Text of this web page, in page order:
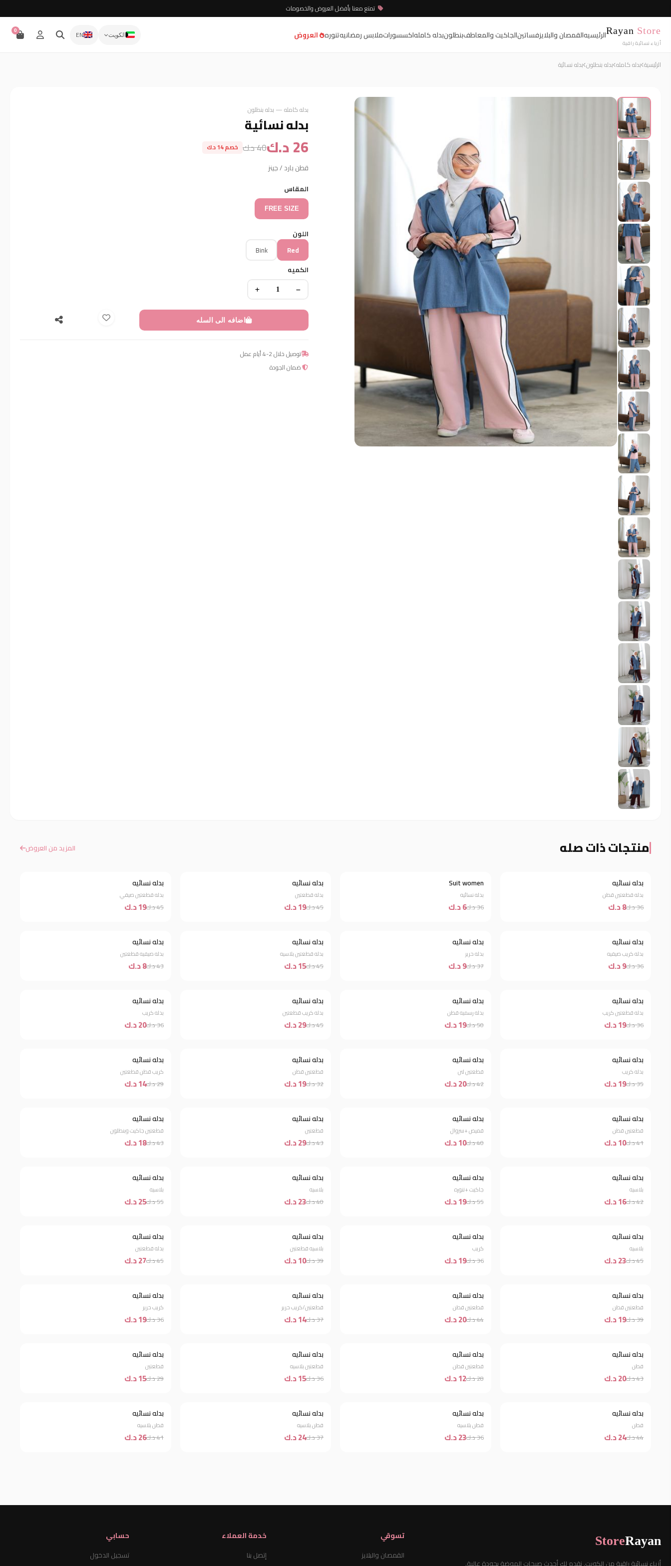
تمتع معنا بأفضل العروض والخصومات
Rayan Store
أزياء نسائية راقية
الرئيسيهالقمصان والبلايزفساتينالجاكيت والمعاطفبنطلونبدله كاملهاكسسوراتملابس رمضانيهتنوره العروض الكويت EN
0
الرئيسية بدله كامله بدله بنطلون بدله نسائية
بدله كامله — بدله بنطلون
بدله نسائية
26 د.ك 40 د.ك خصم 14 د.ك
قطن بارد / جينز
المقاس
FREE SIZE
اللون
Red
Bink
الكميه
اضافه الى السله
توصيل خلال 2-4 أيام عمل
ضمان الجودة
منتجات ذات صله المزيد من العروض
خصم 78%
بدله نسائيه
بدله قطعتين قطن
36 د.ك 8 د.ك
خصم 83%
Suit women
بدله نسائيه
36 د.ك 6 د.ك
خصم 58%
بدله نسائيه
بدله قطعتين
45 د.ك 19 د.ك
خصم 58%
بدله نسائيه
بدله قطعتين صيفي
45 د.ك 19 د.ك
خصم 75%
بدله نسائيه
بدله كريب صيفيه
36 د.ك 9 د.ك
خصم 76%
بدله نسائيه
بدله حرير
37 د.ك 9 د.ك
خصم 67%
بدله نسائيه
بدله قطعتين بلاسيه
45 د.ك 15 د.ك
خصم 81%
بدله نسائيه
بدله صيفيه قطعتين
43 د.ك 8 د.ك
خصم 47%
بدله نسائيه
بدله قطعتين كريب
36 د.ك 19 د.ك
خصم 62%
بدله نسائيه
بدله رسميه قطن
50 د.ك 19 د.ك
خصم 36%
بدله نسائيه
بدله كريب قطعتين
45 د.ك 29 د.ك
خصم 44%
بدله نسائيه
بدله كريب
36 د.ك 20 د.ك
خصم 46%
بدله نسائيه
بدله كريب
35 د.ك 19 د.ك
خصم 52%
بدله نسائيه
قطعتين لنن
42 د.ك 20 د.ك
خصم 41%
بدله نسائيه
قطعتين قطن
32 د.ك 19 د.ك
خصم 52%
بدله نسائيه
كريب قطن قطعتين
29 د.ك 14 د.ك
خصم 76%
بدله نسائيه
قطعتين قطن
41 د.ك 10 د.ك
خصم 75%
بدله نسائيه
قميص +سروال
40 د.ك 10 د.ك
خصم 33%
بدله نسائيه
قطعتين
43 د.ك 29 د.ك
خصم 58%
بدله نسائيه
قطعتين جاكيت وبنطلون
43 د.ك 18 د.ك
خصم 62%
بدله نسائيه
بلاسيه
42 د.ك 16 د.ك
خصم 65%
بدله نسائيه
جاكيت +تنوره
55 د.ك 19 د.ك
خصم 43%
بدله نسائيه
بلاسيه
40 د.ك 23 د.ك
خصم 55%
بدله نسائيه
بلاسيه
55 د.ك 25 د.ك
خصم 49%
بدله نسائيه
بلاسيه
45 د.ك 23 د.ك
خصم 47%
بدله نسائيه
كريب
36 د.ك 19 د.ك
خصم 74%
بدله نسائيه
بلاسيه قطعتين
39 د.ك 10 د.ك
خصم 40%
بدله نسائيه
بدله قطعتين
45 د.ك 27 د.ك
خصم 51%
بدله نسائيه
قطعتين قطن
39 د.ك 19 د.ك
خصم 55%
بدله نسائيه
قطعتين قطن
44 د.ك 20 د.ك
خصم 62%
بدله نسائيه
قطعتين/كريب حرير
37 د.ك 14 د.ك
خصم 47%
بدله نسائيه
كريب حرير
36 د.ك 19 د.ك
بدله نسائيه
قطن
43 د.ك 20 د.ك
خصم 57%
بدله نسائيه
قطعتين قطن
28 د.ك 12 د.ك
خصم 58%
بدله نسائيه
قطعتين بلاسيه
36 د.ك 15 د.ك
خصم 48%
بدله نسائيه
قطعتين
29 د.ك 15 د.ك
خصم 45%
بدله نسائيه
قطن
44 د.ك 24 د.ك
خصم 36%
بدله نسائيه
قطن بلاسيه
36 د.ك 23 د.ك
خصم 35%
بدله نسائيه
قطن بلاسيه
37 د.ك 24 د.ك
خصم 37%
بدله نسائيه
قطن بلاسيه
41 د.ك 26 د.ك
Rayan
Store
أزياء نسائية راقية من الكويت. نقدم لكِ أحدث صيحات الموضة بجودة عالية.
تسوقي
القمصان والبلايز
خدمة العملاء
إتصل بنا
حسابي
تسجيل الدخول